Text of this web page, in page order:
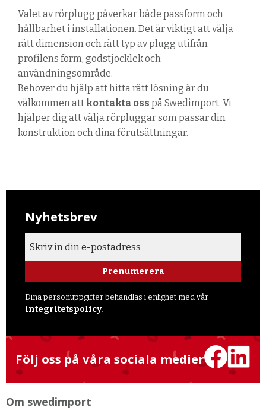
Valet av rörplugg påverkar både passform och
hållbarhet i installationen. Det är viktigt att välja
rätt dimension och rätt typ av plugg utifrån
profilens form, godstjocklek och
användningsområde.
Behöver du hjälp att hitta rätt lösning är du
välkommen att kontakta oss på Swedimport. Vi
hjälper dig att välja rörpluggar som passar din
konstruktion och dina förutsättningar.
Nyhetsbrev
Prenumerera
Dina personuppgifter behandlas i enlighet med vår
integritetspolicy
Följ oss på våra sociala medier
Om swedimport